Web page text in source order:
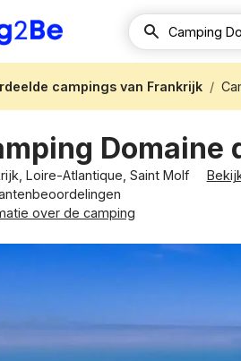
campings van Frankrijk
Domaine
Loire-Atlantique, Saint Molf
over de camping